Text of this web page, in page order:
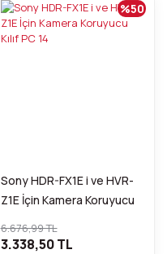
Sony HDR-FX1E i ve HVR-
Z1E İçin Kamera Koruyucu
%50
6.676,99 TL
3.338,50 TL